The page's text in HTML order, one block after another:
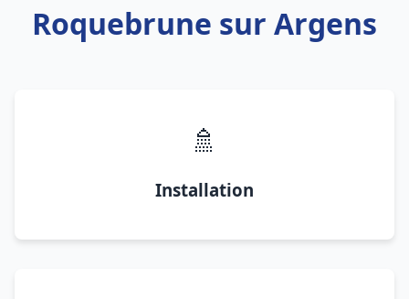
Roquebrune sur Argens
🚿
Installation